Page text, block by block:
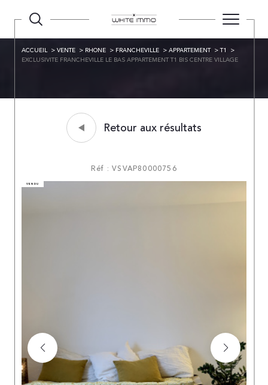
ACCUEIL VENTE RHONE FRANCHEVILLE APPARTEMENT
T1
EXCLUSIVITE FRANCHEVILLE LE BAS APPARTEMENT T1 BIS CENTRE VILLAGE
Retour aux résultats
Réf : VSVAP80000756
VENDU